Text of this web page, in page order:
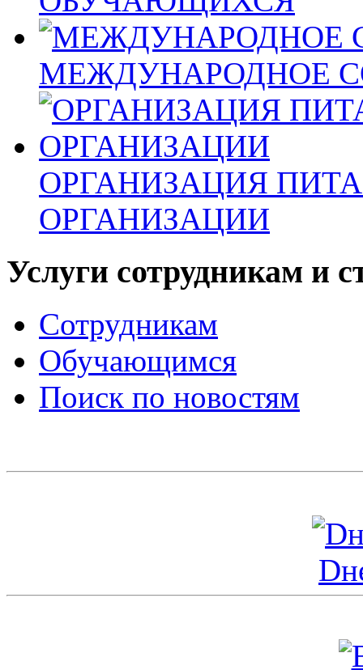
МЕЖДУНАРОДНОЕ
ОРГАНИЗАЦИЯ
ОРГАНИЗАЦИИ
Услуги сотрудникам и
Сотрудникам
Обучающимся
Поиск по новостям